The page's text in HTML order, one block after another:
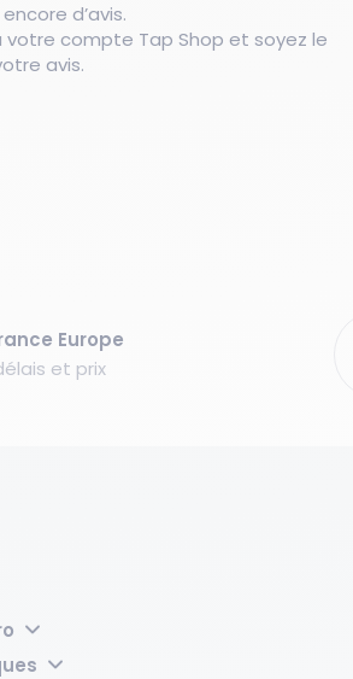
d’avis.
compte Tap Shop et soyez le
avis.
Europe
et prix
?
– 2500 kg, fourches 540 mm
2 fûts avec caillebotis - 220 litres
mm